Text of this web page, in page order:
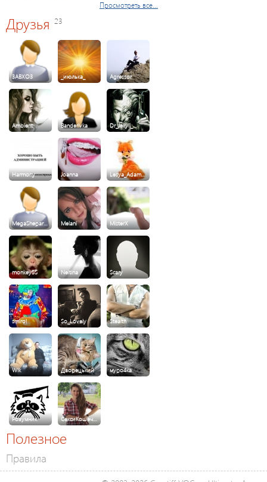
Просмотреть все...
Друзья 23
3ABXO3 _июлька_ Agressor
Ambient Banderivka Dr_Jekyll_…
Harmony Joanna Lesya_Adam…
MegaShepar… Melani MisterX
monkey55 Neitina Scary
smirol So_Lovely Stealth
Wik Дворецький муро4ка
Розумник СексиКошеч…
Полезное
Правила